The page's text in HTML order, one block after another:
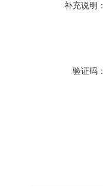
补充说明：
验证码：